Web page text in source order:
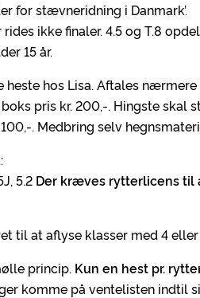
for stævneridning i Danmark’.
ikke finaler. 4.5 og T.8
15 år.
hos Lisa. Aftales nærmere
pris kr. 200,-. Hingste skal
. Medbring selv
5.2 Der kræves rytterlicens til
til at aflyse klasser med 4
princip. Kun en hest pr.
komme på ventelisten indtil